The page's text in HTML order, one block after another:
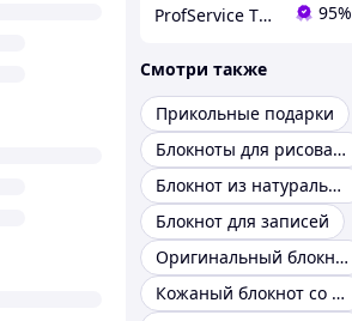
ProfService ТОВ "Профессиональный сервис" 95%
Смотри также
Прикольные подарки
Блокноты для рисования
Блокнот из натуральной кожи
Блокнот для записей
Оригинальный блокнот
Кожаный блокнот со сменными блоками